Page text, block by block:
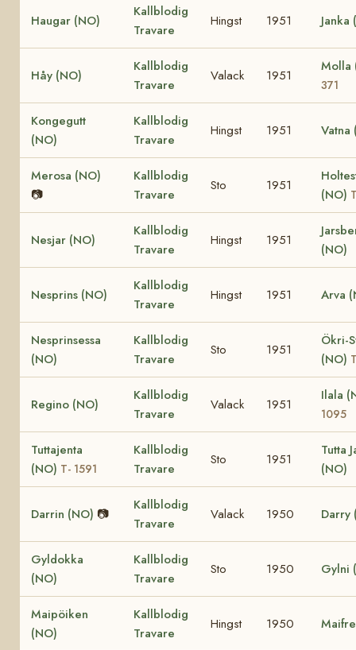
Haugar (NO)
Kallblodig
Travare
Hingst 1951 Janka
Håy (NO)
Kallblodig
Travare
Valack 1951
Molla
371
Kongegutt
(NO)
Kallblodig
Travare
Hingst 1951 Vatna
Merosa (NO)
📷
Kallblodig
Travare
Sto 1951
(NO)
Nesjar (NO)
Kallblodig
Travare
Hingst 1951
(NO)
Nesprins (NO)
Kallblodig
Travare
Hingst 1951 Arva
Nesprinsessa
(NO)
Kallblodig
Travare
Sto 1951
Ökri-
(NO)
Regino (NO)
Kallblodig
Travare
Valack 1951
Ilala
1095
Tuttajenta
(NO) T- 1591
Kallblodig
Travare
Sto 1951
Tutta
(NO)
Darrin (NO) 📷
Kallblodig
Travare
Valack 1950 Darry
Gyldokka
(NO)
Kallblodig
Travare
Sto 1950 Gylni
Maipöiken
(NO)
Kallblodig
Travare
Hingst 1950